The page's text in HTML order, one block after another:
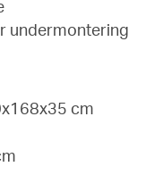
undermontering
cm